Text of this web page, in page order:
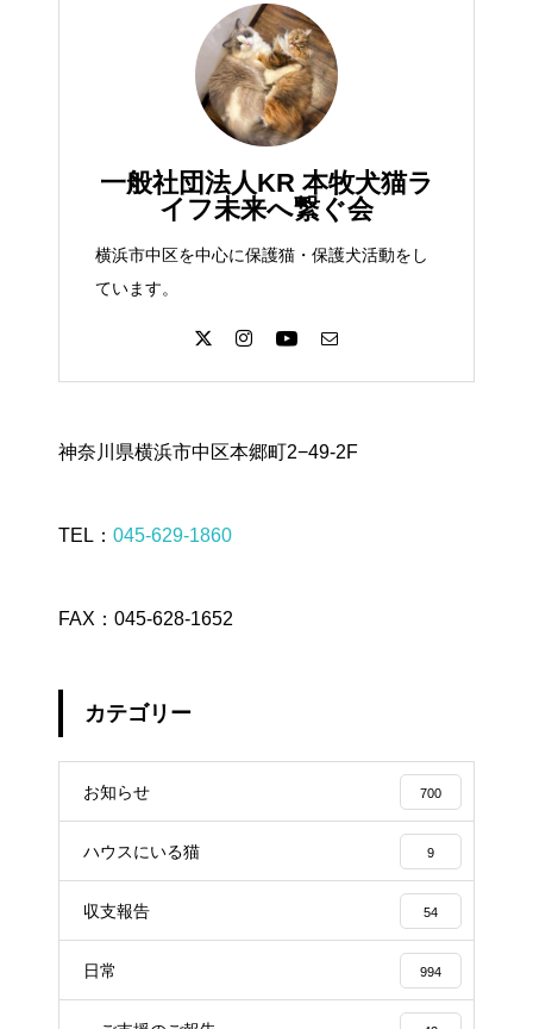
一般社団法人KR 本牧犬猫ラ
イフ未来へ繋ぐ会
横浜市中区を中心に保護猫・保護犬活動をし
ています。
神奈川県横浜市中区本郷町2−49-2F
TEL： 045-629-1860
FAX：045-628-1652
カテゴリー
お知らせ 700
ハウスにいる猫 9
収支報告 54
日常 994